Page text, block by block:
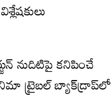
నుదిటిపై కనిపించే
సినిమా ట్రైబల్ బ్యాక్‌డ్రాప్‌లో